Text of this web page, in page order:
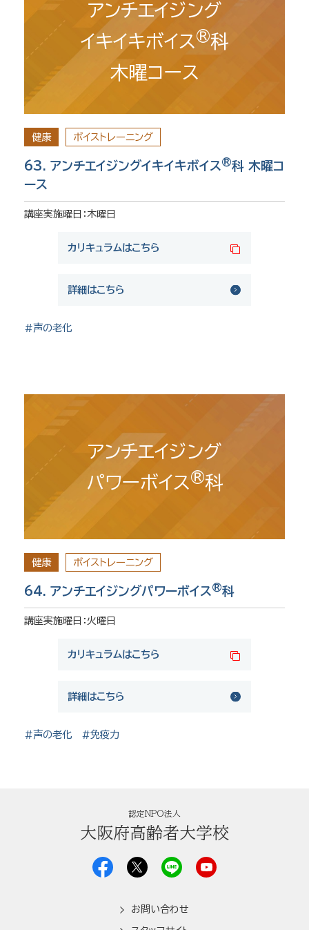
アンチエイジング
イキイキボイス ®科
木曜コース
健康 ボイストレーニング
63. アンチエイジングイキイキボイス ®科 木曜コ
ース
講座実施曜日：木曜日
カリキュラムはこちら
詳細はこちら
#声の老化
アンチエイジング
パワーボイス®科
健康 ボイストレーニング
64. アンチエイジングパワーボイス ®科
講座実施曜日：火曜日
カリキュラムはこちら
詳細はこちら
#声の老化 #免疫力
認定NPO法人
大阪府高齢者大学校
お問い合わせ